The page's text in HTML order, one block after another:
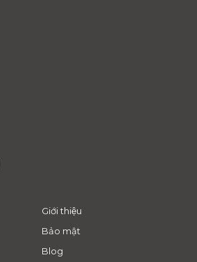
Giới thiệu
Bảo mật
Blog